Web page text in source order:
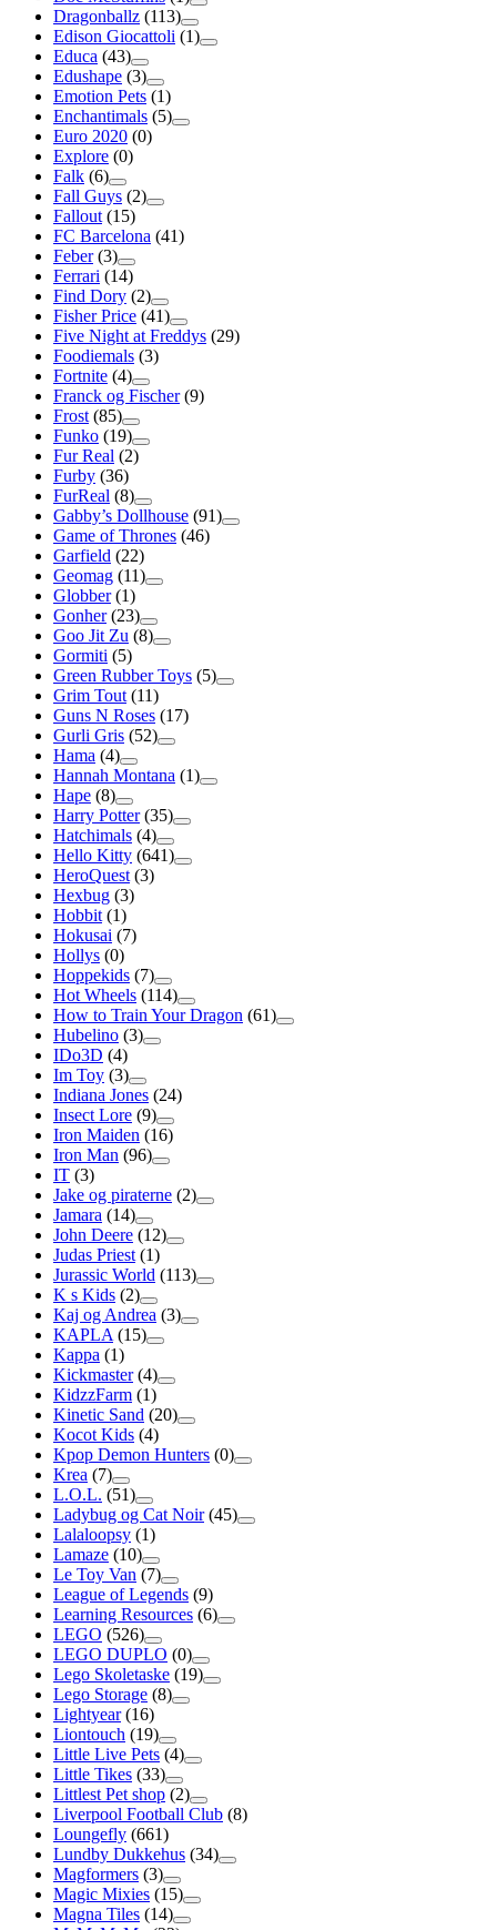
Dragonballz (113)
Edison Giocattoli (1)
Educa (43)
Edushape (3)
Emotion Pets (1)
Enchantimals (5)
Euro 2020 (0)
Explore (0)
Falk (6)
Fall Guys (2)
Fallout (15)
FC Barcelona (41)
Feber (3)
Ferrari (14)
Find Dory (2)
Fisher Price (41)
Five Night at Freddys (29)
Foodiemals (3)
Fortnite (4)
Franck og Fischer (9)
Frost (85)
Funko (19)
Fur Real (2)
Furby (36)
FurReal (8)
Gabby’s Dollhouse (91)
Game of Thrones (46)
Garfield (22)
Geomag (11)
Globber (1)
Gonher (23)
Goo Jit Zu (8)
Gormiti (5)
Green Rubber Toys (5)
Grim Tout (11)
Guns N Roses (17)
Gurli Gris (52)
Hama (4)
Hannah Montana (1)
Hape (8)
Harry Potter (35)
Hatchimals (4)
Hello Kitty (641)
HeroQuest (3)
Hexbug (3)
Hobbit (1)
Hokusai (7)
Hollys (0)
Hoppekids (7)
Hot Wheels (114)
How to Train Your Dragon (61)
Hubelino (3)
IDo3D (4)
Im Toy (3)
Indiana Jones (24)
Insect Lore (9)
Iron Maiden (16)
Iron Man (96)
IT (3)
Jake og piraterne (2)
Jamara (14)
John Deere (12)
Judas Priest (1)
Jurassic World (113)
K s Kids (2)
Kaj og Andrea (3)
KAPLA (15)
Kappa (1)
Kickmaster (4)
KidzzFarm (1)
Kinetic Sand (20)
Kocot Kids (4)
Kpop Demon Hunters (0)
Krea (7)
L.O.L. (51)
Ladybug og Cat Noir (45)
Lalaloopsy (1)
Lamaze (10)
Le Toy Van (7)
League of Legends (9)
Learning Resources (6)
LEGO (526)
LEGO DUPLO (0)
Lego Skoletaske (19)
Lego Storage (8)
Lightyear (16)
Liontouch (19)
Little Live Pets (4)
Little Tikes (33)
Littlest Pet shop (2)
Liverpool Football Club (8)
Loungefly (661)
Lundby Dukkehus (34)
Magformers (3)
Magic Mixies (15)
Magna Tiles (14)